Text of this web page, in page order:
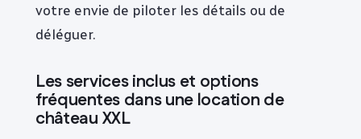
votre envie de piloter les détails ou de
déléguer.
Les services inclus et options
fréquentes dans une location de
château XXL